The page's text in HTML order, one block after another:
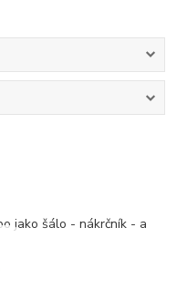
jako šálo - nákrčník - a